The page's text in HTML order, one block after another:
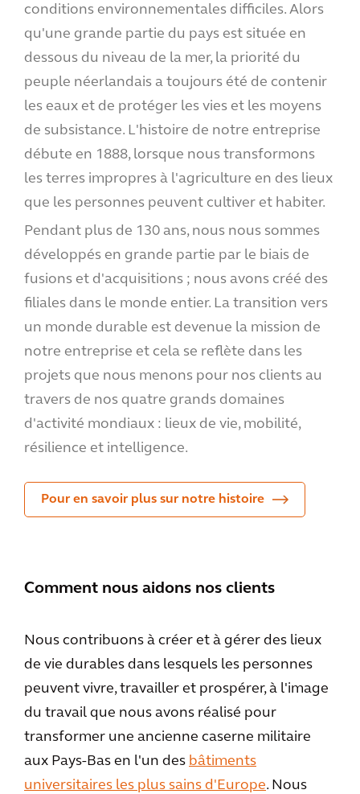
conditions environnementales difficiles. Alors
qu'une grande partie du pays est située en
dessous du niveau de la mer, la priorité du
peuple néerlandais a toujours été de contenir
les eaux et de protéger les vies et les moyens
de subsistance. L'histoire de notre entreprise
débute en 1888, lorsque nous transformons
les terres impropres à l'agriculture en des lieux
que les personnes peuvent cultiver et habiter.
Pendant plus de 130 ans, nous nous sommes
développés en grande partie par le biais de
fusions et d'acquisitions ; nous avons créé des
filiales dans le monde entier. La transition vers
un monde durable est devenue la mission de
notre entreprise et cela se reflète dans les
projets que nous menons pour nos clients au
travers de nos quatre grands domaines
d'activité mondiaux : lieux de vie, mobilité,
résilience et intelligence.
Pour en savoir plus sur notre histoire
Comment nous aidons nos clients
Nous contribuons à créer et à gérer des lieux
de vie durables dans lesquels les personnes
peuvent vivre, travailler et prospérer, à l'image
du travail que nous avons réalisé pour
transformer une ancienne caserne militaire
aux Pays-Bas en l'un des bâtiments
universitaires les plus sains d'Europe. Nous